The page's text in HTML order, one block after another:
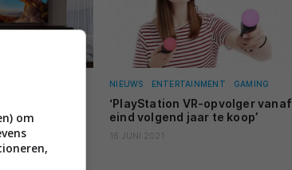
NIEUWS ENTERTAINMENT GAMING
‘PlayStation VR-opvolger vanaf
eind volgend jaar te koop’
16 JUNI 2021
om